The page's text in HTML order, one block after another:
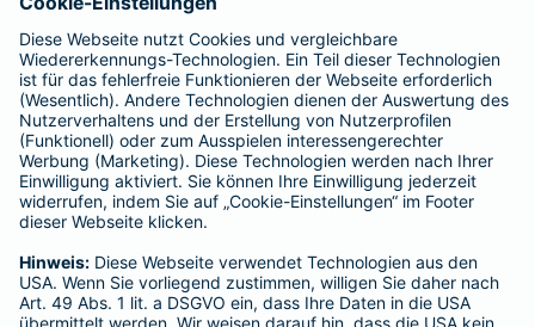
Vergütungen, die in der zu entrichtenden Versicherungsprämie
enthalten sind.
Schlichtungsstellen
Für Lebens- und Sachversicherungen:
Verein Versicherungsombudsmann eV,
Postfach 080632, 10006 Berlin
Für private Krankenversicherungen:
Ombudsmann für private Kranken- / Pflege-Versicherungen,
Postfach 060222, 10052 Berlin